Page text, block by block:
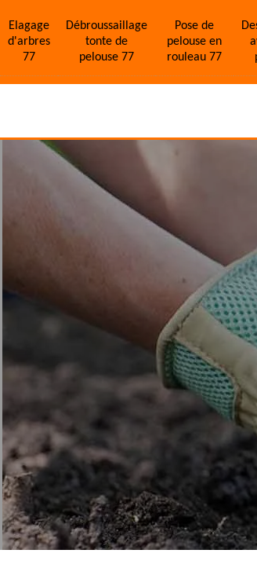
Elagage
d'arbres
77
Débroussaillage
tonte de
pelouse 77
Pose de
pelouse en
rouleau 77